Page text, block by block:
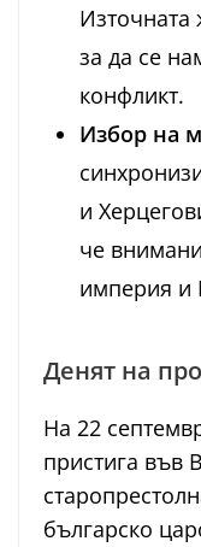
Източната
за да се
конфликт.
Избор на
и
че
империя и
Денят на
На 22
пристига във
българско